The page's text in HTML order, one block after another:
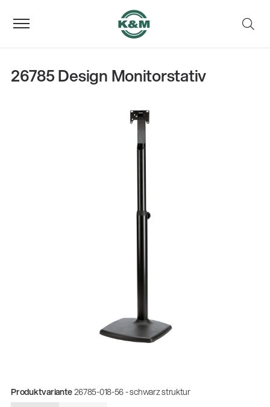
26785 Design Monitorstativ
Produktvariante26785-018-56 - schwarz struktur